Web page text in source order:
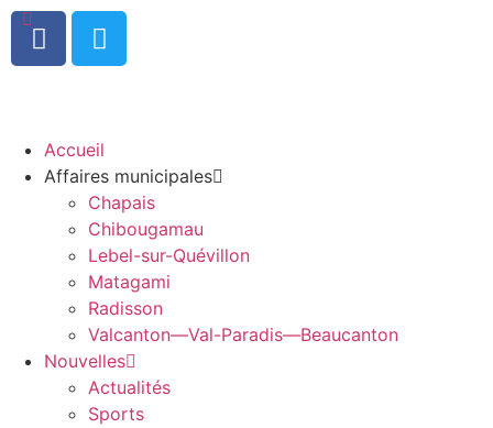
0
Accueil
Affaires municipales
Chapais
Chibougamau
Lebel-sur-Quévillon
Matagami
Radisson
Valcanton—Val-Paradis—Beaucanton
Nouvelles
Actualités
Sports